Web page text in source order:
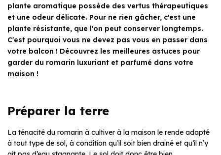
plante aromatique possède des vertus thérapeutiques
et une odeur délicate. Pour ne rien gâcher, c'est une
plante résistante, que l'on peut conserver longtemps.
C'est pourquoi vous ne devez pas vous en passer dans
votre balcon ! Découvrez les meilleures astuces pour
garder du romarin luxuriant et parfumé dans votre
maison !
Préparer la terre
La ténacité du romarin à cultiver à la maison le rende adapté
à tout type de sol, à condition qu’il soit bien drainé et qu’il n’y